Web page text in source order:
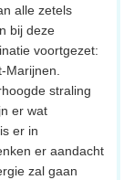
alle zetels
bij deze
voortgezet:
Marijnen.
straling
er wat
er in
er aandacht
zal gaan